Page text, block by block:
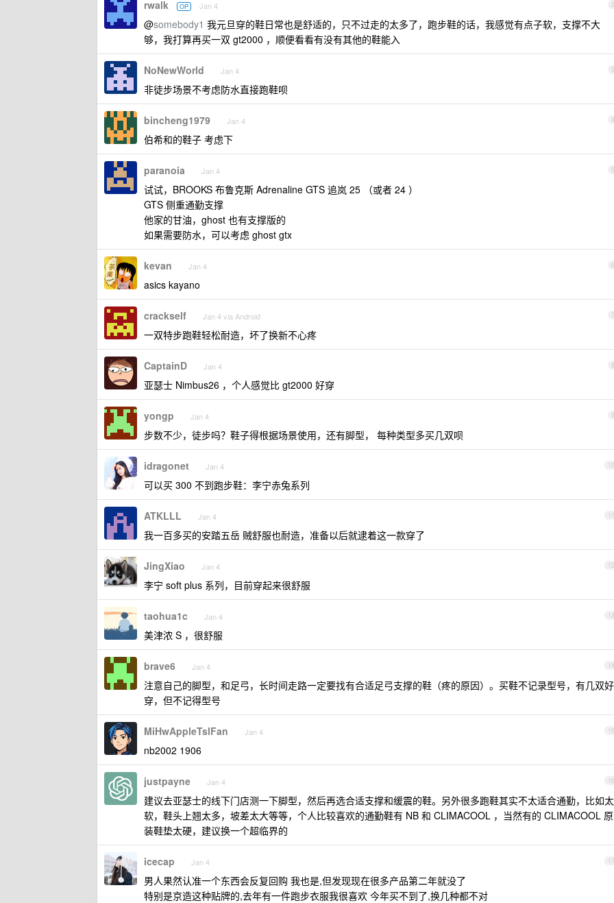
2
rwalk OP Jan 4
@somebody1 我元旦穿的鞋日常也是舒适的，只不过走的太多了，跑步鞋的话，我感觉有点子软，支撑不大
够，我打算再买一双 gt2000 ，顺便看看有没有其他的鞋能入
3
NoNewWorld Jan 4
非徒步场景不考虑防水直接跑鞋呗
4
bincheng1979 Jan 4
伯希和的鞋子 考虑下
5
paranoia Jan 4
试试，BROOKS 布鲁克斯 Adrenaline GTS 追岚 25 （或者 24 ）
GTS 侧重通勤支撑
他家的甘油，ghost 也有支撑版的
如果需要防水，可以考虑 ghost gtx
6
kevan Jan 4
asics kayano
7
crackself Jan 4 via Android
一双特步跑鞋轻松耐造，坏了换新不心疼
8
CaptainD Jan 4
亚瑟士 Nimbus26 ，个人感觉比 gt2000 好穿
9
yongp Jan 4
步数不少，徒步吗？鞋子得根据场景使用，还有脚型， 每种类型多买几双呗
10
idragonet Jan 4
可以买 300 不到跑步鞋：李宁赤兔系列
11
ATKLLL Jan 4
我一百多买的安踏五岳 贼舒服也耐造，准备以后就逮着这一款穿了
12
JingXiao Jan 4
李宁 soft plus 系列，目前穿起来很舒服
13
taohua1c Jan 4
美津浓 S ，很舒服
14
brave6 Jan 4
注意自己的脚型，和足弓，长时间走路一定要找有合适足弓支撑的鞋（疼的原因）。买鞋不记录型号，有几双好
穿，但不记得型号
15
MiHwAppleTslFan Jan 4
nb2002 1906
16
justpayne Jan 4
建议去亚瑟士的线下门店测一下脚型，然后再选合适支撑和缓震的鞋。另外很多跑鞋其实不太适合通勤，比如太
软，鞋头上翘太多，坡差太大等等，个人比较喜欢的通勤鞋有 NB 和 CLIMACOOL ，当然有的 CLIMACOOL 原
装鞋垫太硬，建议换一个超临界的
17
icecap Jan 4
男人果然认准一个东西会反复回购 我也是,但发现现在很多产品第二年就没了
特别是京造这种贴牌的,去年有一件跑步衣服我很喜欢 今年买不到了,换几种都不对